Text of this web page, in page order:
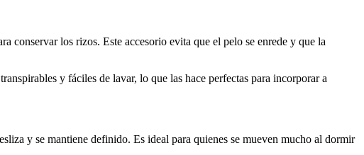
conservar los rizos. Este accesorio evita que el pelo se enrede y que la
y fáciles de lavar, lo que las hace perfectas para incorporar a
y se mantiene definido. Es ideal para quienes se mueven mucho al dormir